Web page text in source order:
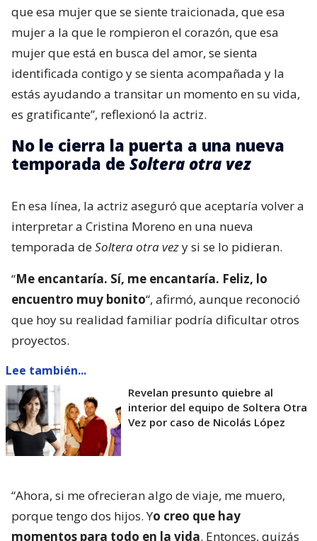
que esa mujer que se siente traicionada, que esa
mujer a la que le rompieron el corazón, que esa
mujer que está en busca del amor, se sienta
identificada contigo y se sienta acompañada y la
estás ayudando a transitar un momento en su vida,
es gratificante”, reflexionó la actriz.
No le cierra la puerta a una nueva
temporada de Soltera otra vez
En esa línea, la actriz aseguró que aceptaría volver a
interpretar a Cristina Moreno en una nueva
temporada deSoltera otra vezy si se lo pidieran.
“Me encantaría. Sí, me encantaría. Feliz, lo
encuentro muy bonito“, afirmó, aunque reconoció
que hoy su realidad familiar podría dificultar otros
proyectos.
Lee también...
Revelan presunto quiebre al
interior del equipo de Soltera Otra
Vez por caso de Nicolás López
“Ahora, si me ofrecieran algo de viaje, me muero,
porque tengo dos hijos. Yo creo que hay
momentos para todo en la vida. Entonces, quizás